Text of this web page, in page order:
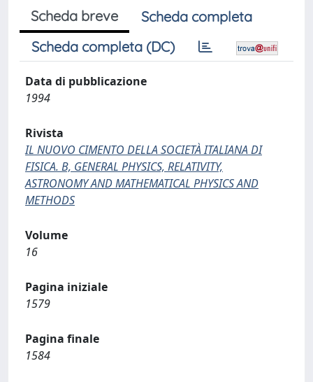
Scheda breve
Scheda completa
Scheda completa (DC)
Data di pubblicazione
1994
Rivista
IL NUOVO CIMENTO DELLA SOCIETÀ ITALIANA DI
FISICA. B, GENERAL PHYSICS, RELATIVITY,
ASTRONOMY AND MATHEMATICAL PHYSICS AND
METHODS
Volume
16
Pagina iniziale
1579
Pagina finale
1584